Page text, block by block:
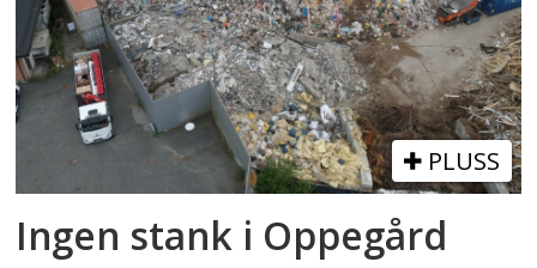
PLUSS
Ingen stank i Oppegård